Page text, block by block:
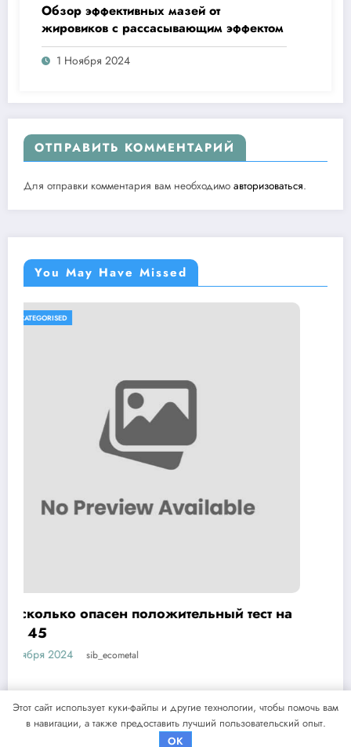
Обзор эффективных мазей от
жировиков с рассасывающим эффектом
1 Ноября 2024
ОТПРАВИТЬ КОММЕНТАРИЙ
Для отправки комментария вам необходимо авторизоваться.
You May Have Missed
на
Как лечить вирус папилломы у мужчин:
1 ноября 2024
WordPress
Этот сайт использует куки-файлы и другие технологии, чтобы помочь вам
в навигации, а также предоставить лучший пользовательский опыт.
OK